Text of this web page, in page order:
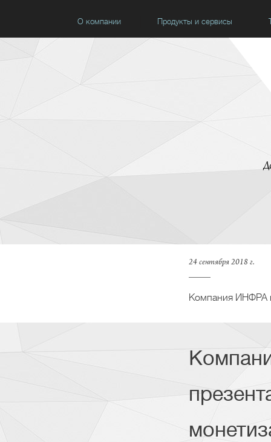
О компании Продукты и сервисы
24 сентября 2018 г.
Компания ИНФРА